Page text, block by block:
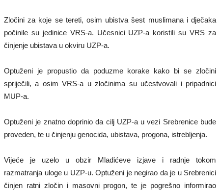
Zločini za koje se tereti, osim ubistva šest muslimana i dječaka
počinile su jedinice VRS-a. Učesnici UZP-a koristili su VRS za
činjenje ubistava u okviru UZP-a.
Optuženi je propustio da poduzme korake kako bi se zločini
spriječili, a osim VRS-a u zločinima su učestvovali i pripadnici
MUP-a.
Optuženi je znatno doprinio da cilj UZP-a u vezi Srebrenice bude
proveden, te u činjenju genocida, ubistava, progona, istrebljenja.
Vijeće je uzelo u obzir Mladićeve izjave i radnje tokom
razmatranja uloge u UZP-u. Optuženi je negirao da je u Srebrenici
činjen ratni zločin i masovni progon, te je pogrešno informirao